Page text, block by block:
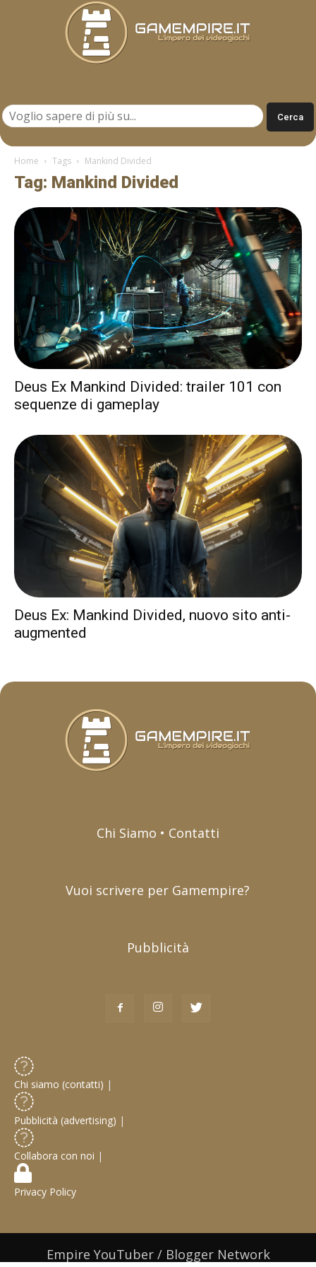
Home Tags Mankind Divided
Tag: Mankind Divided
Deus Ex Mankind Divided: trailer 101 con
sequenze di gameplay
Deus Ex: Mankind Divided, nuovo sito anti-
augmented
Chi Siamo • Contatti
Vuoi scrivere per Gamempire?
Pubblicità
Chi siamo (contatti) |
Pubblicità (advertising) |
Collabora con noi |
Privacy Policy
Empire YouTuber / Blogger Network